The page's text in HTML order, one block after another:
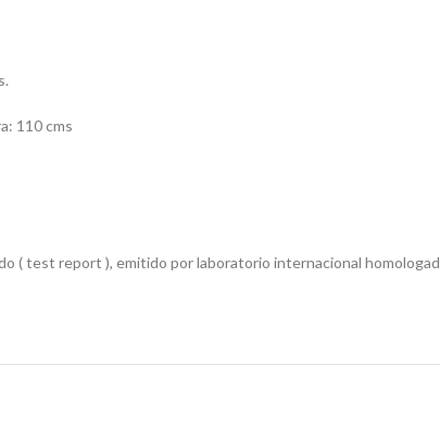
110 cms
( test report ), emitido por laboratorio internacional